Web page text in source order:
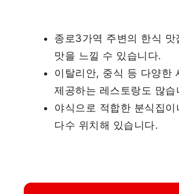
종로3가역 주변의 한식 맛
맛을 느낄 수 있습니다.
이탈리안, 중식 등 다양한
제공하는 레스토랑도 많습
야식으로 적합한 분식집이
다수 위치해 있습니다.